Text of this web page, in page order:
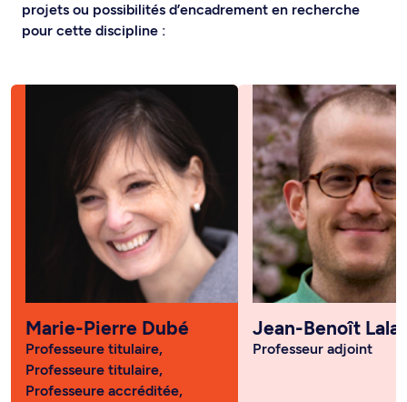
projets ou possibilités d’encadrement en recherche
pour cette discipline :
Marie-Pierre Dubé
Professeure titulaire,
Professeure titulaire,
Professeure accréditée,
Jean-Benoît
Professeur adjoint